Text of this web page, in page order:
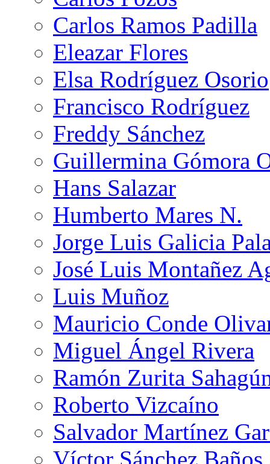
Carlos Ramos Padilla
Eleazar Flores
Elsa Rodríguez Osorio
Francisco Rodríguez
Freddy Sánchez
Guillermina Gómora
Hans Salazar
Humberto Mares N.
Jorge Luis Galicia
José Luis Montañez
Luis Muñoz
Mauricio Conde
Miguel Ángel Rivera
Ramón Zurita
Roberto Vizcaíno
Salvador Martínez
Víctor Sánchez Baños